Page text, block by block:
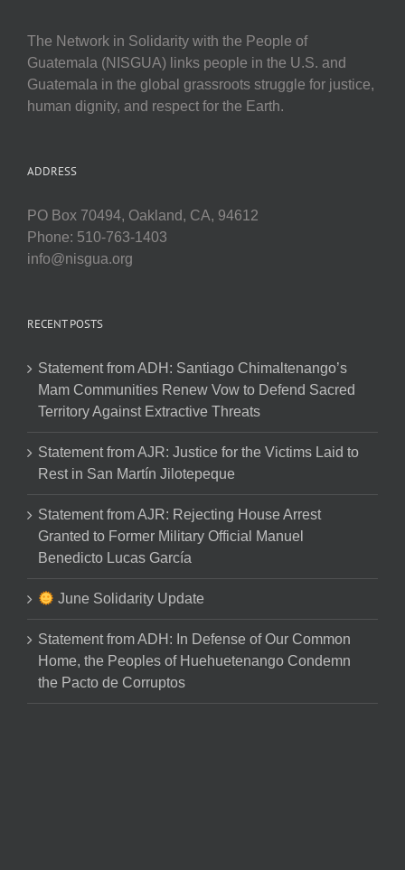
The Network in Solidarity with the People of
Guatemala (NISGUA) links people in the U.S. and
Guatemala in the global grassroots struggle for justice,
human dignity, and respect for the Earth.
ADDRESS
PO Box 70494, Oakland, CA, 94612
Phone: 510-763-1403
info@nisgua.org
RECENT POSTS
Statement from ADH: Santiago Chimaltenango’s
Mam Communities Renew Vow to Defend Sacred
Territory Against Extractive Threats
Statement from AJR: Justice for the Victims Laid to
Rest in San Martín Jilotepeque
Statement from AJR: Rejecting House Arrest
Granted to Former Military Official Manuel
Benedicto Lucas García
June Solidarity Update
Statement from ADH: In Defense of Our Common
Home, the Peoples of Huehuetenango Condemn
the Pacto de Corruptos